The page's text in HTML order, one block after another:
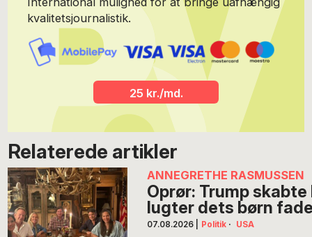
kvalitetsjournalistik.
25 kr./md.
Relaterede artikler
ANNEGRETHE RASMUSSEN
Oprør: Trump
lugter dets børn
07.08.2026 Politik · USA